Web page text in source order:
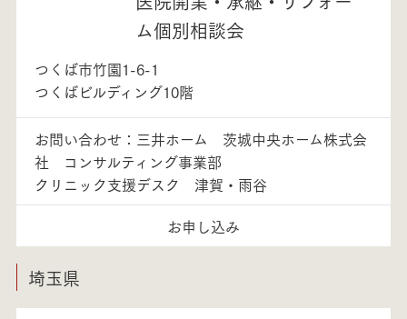
ム個別相談会
つくば市竹園1-6-1
つくばビルディング10階
お問い合わせ：三井ホーム 茨城中央ホーム株式会
社 コンサルティング事業部
クリニック支援デスク 津賀・雨谷
お申し込み
埼玉県